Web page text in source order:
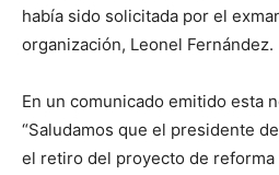
había sido solicitada por el
organización, Leonel Fernández.
En un comunicado emitido esta
“Saludamos que el presidente
el retiro del proyecto de reforma